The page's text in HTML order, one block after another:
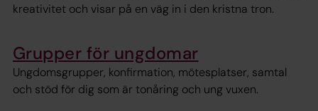
kreativitet och visar på en väg in i den kristna tron.
Grupper för ungdomar
Ungdomsgrupper, konfirmation, mötesplatser, samtal
och stöd för dig som är tonåring och ung vuxen.